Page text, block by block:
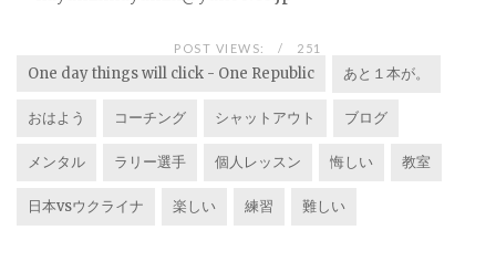
POST VIEWS: 251
One day things will click - One Republic あと１本が。
おはよう コーチング シャットアウト ブログ
メンタル ラリー選手 個人レッスン 悔しい 教室
日本vsウクライナ 楽しい 練習 難しい